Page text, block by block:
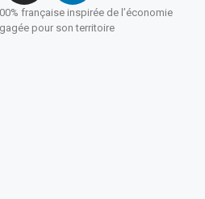
française inspirée de l’économie
pour son territoire